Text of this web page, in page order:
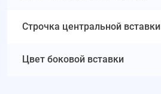
Строчка центральной вставки
Цвет боковой вставки